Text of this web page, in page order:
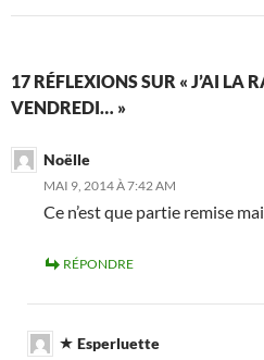
17 RÉFLEXIONS SUR « J’AI LA
VENDREDI… »
Noëlle
MAI 9, 2014 À 7:42 AM
Ce n’est que partie remise
RÉPONDRE
Esperluette